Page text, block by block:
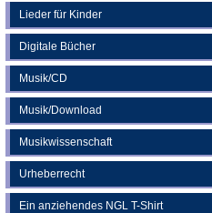
Lieder für Kinder
Digitale Bücher
Musik/CD
Musik/Download
Musikwissenschaft
Urheberrecht
Ein anziehendes NGL T-Shirt